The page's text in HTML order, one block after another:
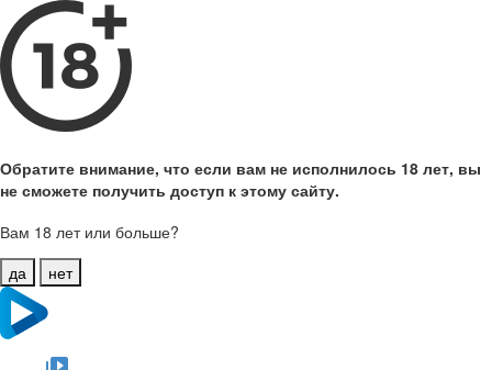
Обратите внимание, что если вам не исполнилось 18 лет, вы
не сможете получить доступ к этому сайту.
Вам 18 лет или больше?
да
нет